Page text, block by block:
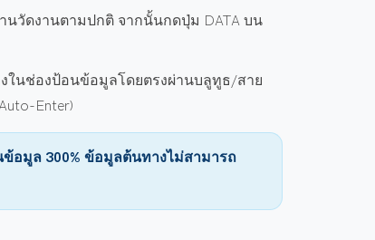
นวัดงานตามปกติ จากนั้นกดปุ่ม DATA บน
ในช่องป้อนข้อมูลโดยตรงผ่านบลูทูธ/สาย
Enter)
อมูล 300% ข้อมูลต้นทางไม่สามารถ